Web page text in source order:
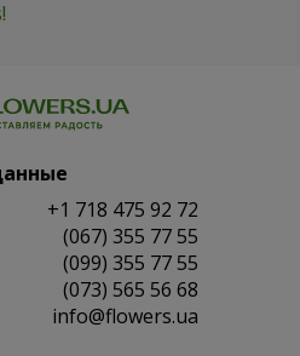
+1 718 475 92 72
(067) 355 77 55
(099) 355 77 55
(073) 565 56 68
info@flowers.ua